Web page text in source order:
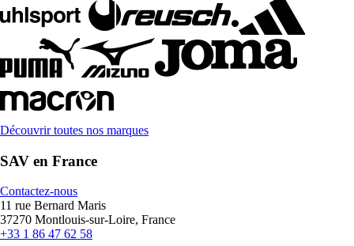
Découvrir toutes nos marques
SAV en France
Contactez-nous
11 rue Bernard Maris
37270 Montlouis-sur-Loire, France
+33 1 86 47 62 58